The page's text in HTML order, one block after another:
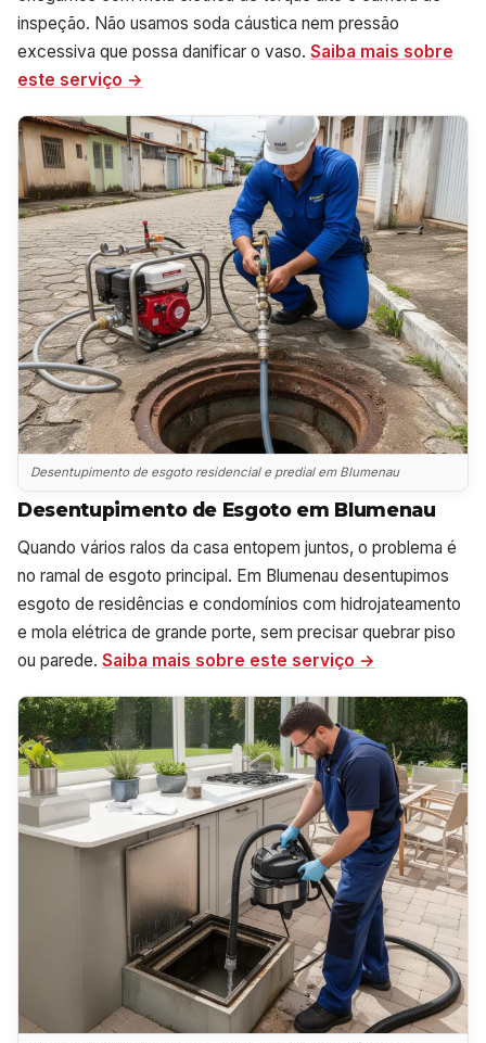
inspeção. Não usamos soda cáustica nem pressão
excessiva que possa danificar o vaso. Saiba mais sobre
este serviço →
Desentupimento de esgoto residencial e predial em Blumenau
Desentupimento de Esgoto em Blumenau
Quando vários ralos da casa entopem juntos, o problema é
no ramal de esgoto principal. Em Blumenau desentupimos
esgoto de residências e condomínios com hidrojateamento
e mola elétrica de grande porte, sem precisar quebrar piso
ou parede. Saiba mais sobre este serviço →